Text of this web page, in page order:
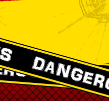
ンジャラス札幌